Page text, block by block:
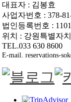
대표자 : 김봉효
사업자번호 : 378-
법인등록번호 :
위치 : 강원특별자
TEL.033 630 8600
E-mail. reservations-